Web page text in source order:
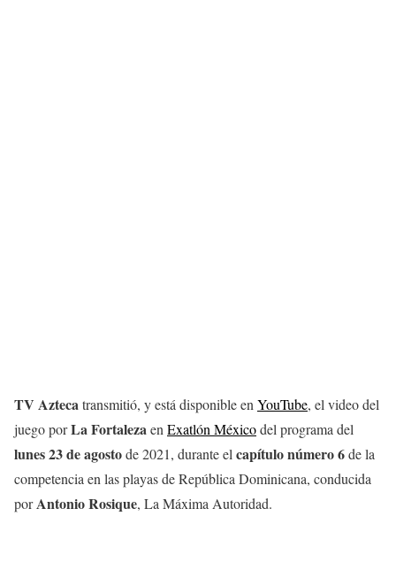
TV Aztecatransmitió, y está disponible en YouTube, el video del
juego porLa Fortalezaen Exatlón Méxicodel programa del
lunes 23 de agostode 2021, durante el capítulo número 6de la
competencia en las playas de República Dominicana, conducida
porAntonio Rosique, La Máxima Autoridad.